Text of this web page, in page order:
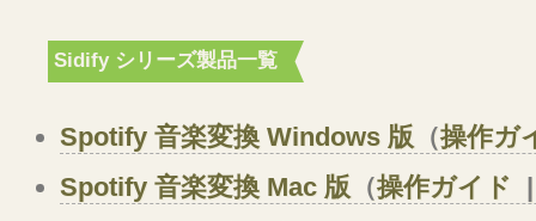
Sidify シリーズ製品一覧
Spotify 音楽変換 Windows 版 （操作ガ
Spotify 音楽変換 Mac 版 （操作ガイド